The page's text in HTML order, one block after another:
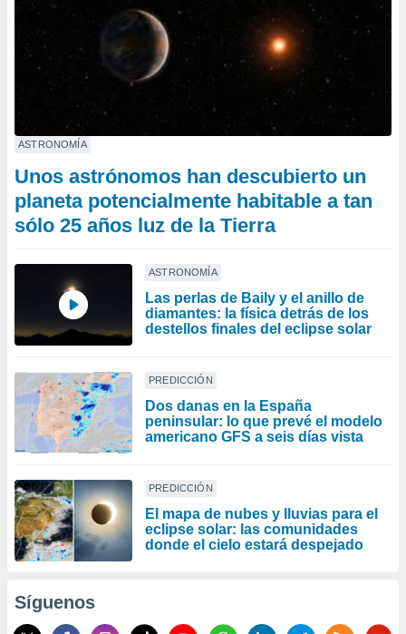
ASTRONOMÍA
Unos astrónomos han descubierto un
planeta potencialmente habitable a tan
sólo 25 años luz de la Tierra
ASTRONOMÍA
Las perlas de Baily y el anillo de
diamantes: la física detrás de los
destellos finales del eclipse solar
PREDICCIÓN
Dos danas en la España
peninsular: lo que prevé el modelo
americano GFS a seis días vista
PREDICCIÓN
​El mapa de nubes y lluvias para el
eclipse solar: las comunidades
donde el cielo estará despejado
Síguenos